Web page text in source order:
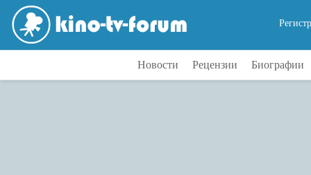
Новости Рецензии Биографии